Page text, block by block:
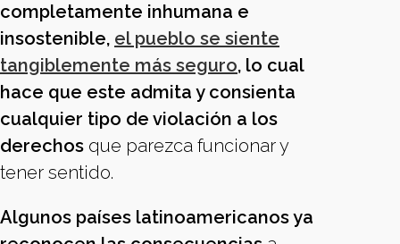
completamente inhumana e
insostenible, el pueblo se siente
tangiblemente más seguro, lo cual
hace que este admita y consienta
cualquier tipo de violación a los
derechos que parezca funcionar y
tener sentido.
Algunos países latinoamericanos ya